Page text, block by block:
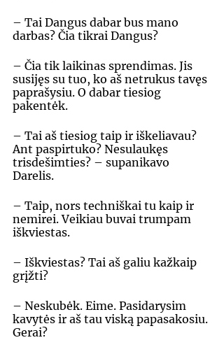
– Tai Dangus dabar bus mano
darbas? Čia tikrai Dangus?
– Čia tik laikinas sprendimas. Jis
susijęs su tuo, ko aš netrukus tavęs
paprašysiu. O dabar tiesiog
pakentėk.
– Tai aš tiesiog taip ir iškeliavau?
Ant paspirtuko? Nesulaukęs
trisdešimties? – supanikavo
Darelis.
– Taip, nors techniškai tu kaip ir
nemirei. Veikiau buvai trumpam
iškviestas.
– Iškviestas? Tai aš galiu kažkaip
grįžti?
– Neskubėk. Eime. Pasidarysim
kavytės ir aš tau viską papasakosiu.
Gerai?